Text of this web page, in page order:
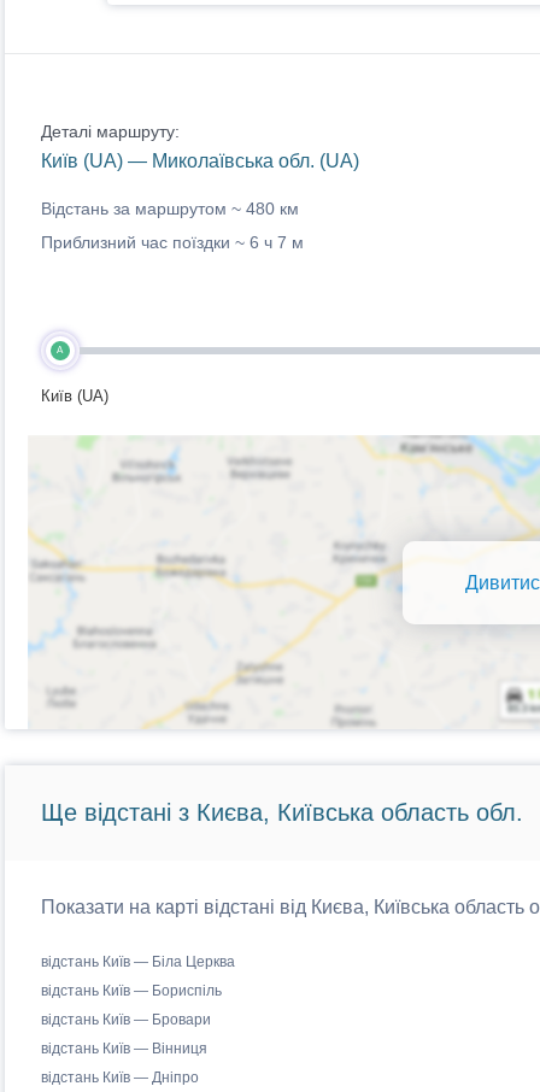
Деталі маршруту:
Київ (UA) — Миколаївська обл. (UA)
Відстань за маршрутом ~ 480 км
Приблизний час поїздки ~ 6 ч 7 м
A
Київ (UA)
Ще відстані з Києва, Київська область обл.
Показати на карті відстані від Києва, Київська
відстань Київ — Біла Церква
відстань Київ — Бориспіль
відстань Київ — Бровари
відстань Київ — Вінниця
відстань Київ — Дніпро